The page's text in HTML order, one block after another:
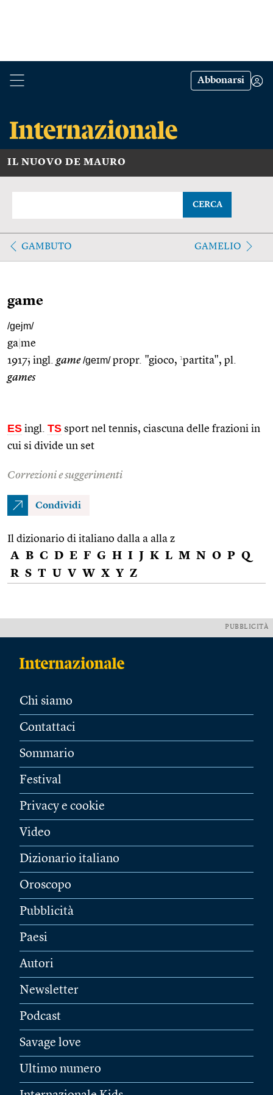
Abbonarsi
IL NUOVO DE MAURO
CERCA
GAMBUTO GAMELIO
game
/gejm/
ga me
1917; ingl. game /geɪm/propr. "gioco, 1partita", pl.
games
ES ingl. TS sport nel tennis, ciascuna delle frazioni in
cui si divide un set
Correzioni e suggerimenti
Condividi
Il dizionario di italiano dalla a alla z
A B C D E F G H I J K L M N O P Q
R S T U V W X Y Z
PUBBLICITÀ
Chi siamo
Contattaci
Sommario
Festival
Privacy e cookie
Video
Dizionario italiano
Oroscopo
Pubblicità
Paesi
Autori
Newsletter
Podcast
Savage love
Ultimo numero